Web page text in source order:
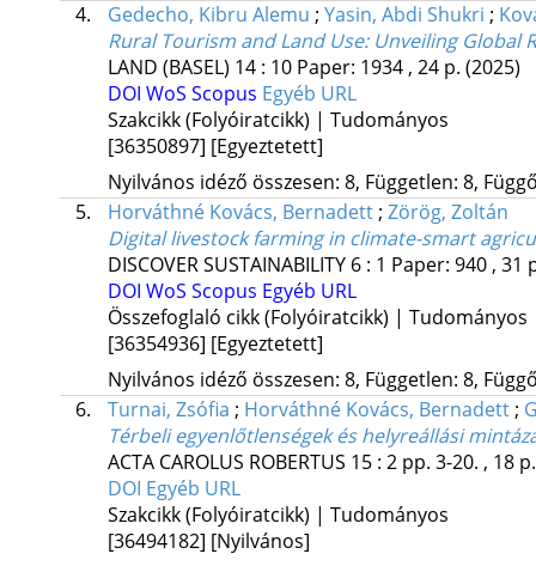
4.
Gedecho, Kibru Alemu ; Yasin, Abdi Shukri ;
Rural Tourism and Land Use: Unveiling Global
LAND (BASEL) 14: 10 Paper: 1934 , 24 p. (2025)
DOI WoS Scopus Egyéb URL
Szakcikk (Folyóiratcikk) | Tudományos
[36350897] [Egyeztetett]
Nyilvános idéző összesen: 8, Független: 8,
5.
Horváthné Kovács, Bernadett; Zörög, Zoltán
Digital livestock farming in climate-smart
DISCOVER SUSTAINABILITY 6: 1 Paper: 940 , 31
DOI WoS Scopus Egyéb URL
Összefoglaló cikk (Folyóiratcikk) | Tudományos
[36354936] [Egyeztetett]
Nyilvános idéző összesen: 8, Független: 8,
6.
Turnai, Zsófia ; Horváthné Kovács, Bernadett;
Térbeli egyenlőtlenségek és helyreállási
ACTA CAROLUS ROBERTUS 15: 2 pp. 3-20. , 18
DOI Egyéb URL
Szakcikk (Folyóiratcikk) | Tudományos
[36494182] [Nyilvános]